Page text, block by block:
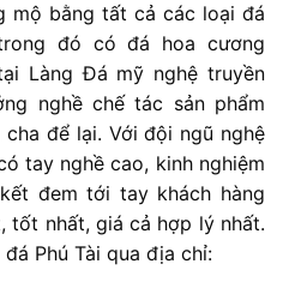
mộ bằng tất cả các loại đá
đó có đá hoa cương
Làng Đá mỹ nghệ truyền
nghề chế tác sản phẩm
để lại. Với đội ngũ nghệ
tay nghề cao, kinh nghiệm
đem tới tay khách hàng
tốt nhất, giá cả hợp lý nhất.
Phú Tài qua địa chỉ: